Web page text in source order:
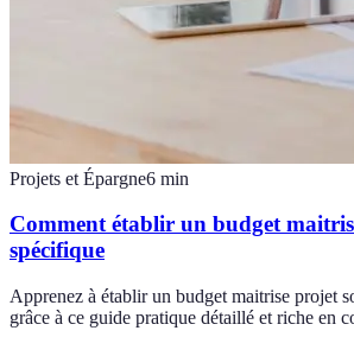
Projets et Épargne6 min
Comment établir un budget
spécifique
Apprenez à établir un budget maitrise projet
grâce à ce guide pratique détaillé et riche en